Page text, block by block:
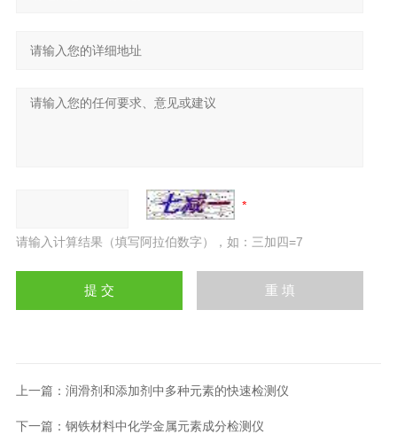
请输入计算结果（填写阿拉伯数字），如：三加四=7
上一篇： 润滑剂和添加剂中多种元素的快速检测仪
下一篇： 钢铁材料中化学金属元素成分检测仪